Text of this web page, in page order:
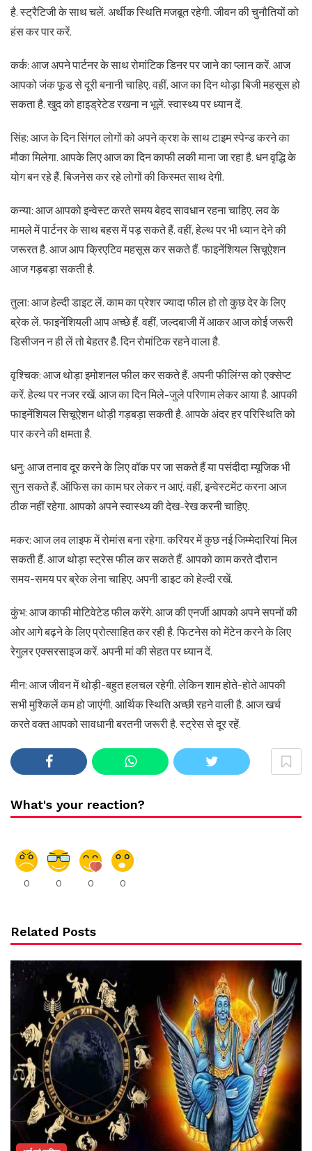
है. स्ट्रैटिजी के साथ चलें. अर्थीक स्थिति मजबूत रहेगी. जीवन की चुनौतियों को
हंस कर पार करें.
कर्क: आज अपने पार्टनर के साथ रोमांटिक डिनर पर जाने का प्लान करें. आज
आपको जंक फूड से दूरी बनानी चाहिए. वहीं, आज का दिन थोड़ा बिजी महसूस हो
सकता है. खुद को हाइड्रेटेड रखना न भूलें. स्वास्थ्य पर ध्यान दें.
सिंह: आज के दिन सिंगल लोगों को अपने क्रश के साथ टाइम स्पेन्ड करने का
मौका मिलेगा. आपके लिए आज का दिन काफी लकी माना जा रहा है. धन वृद्धि के
योग बन रहे हैं. बिजनेस कर रहे लोगों की किस्मत साथ देगी.
कन्या: आज आपको इन्वेस्ट करते समय बेहद सावधान रहना चाहिए. लव के
मामले में पार्टनर के साथ बहस में पड़ सकते हैं. वहीं, हेल्थ पर भी ध्यान देने की
जरूरत है. आज आप क्रिएटिव महसूस कर सकते हैं. फाइनेंशियल सिचूऐशन
आज गड़बड़ा सकती है.
तुला: आज हेल्दी डाइट लें. काम का प्रेशर ज्यादा फील हो तो कुछ देर के लिए
ब्रेक लें. फाइनेंशियली आप अच्छे हैं. वहीं, जल्दबाजी में आकर आज कोई जरूरी
डिसीजन न ही लें तो बेहतर है. दिन रोमांटिक रहने वाला है.
वृश्चिक: आज थोड़ा इमोशनल फील कर सकते हैं. अपनी फीलिंग्स को एक्सेप्ट
करें. हेल्थ पर नजर रखें. आज का दिन मिले-जुले परिणाम लेकर आया है. आपकी
फाइनेंशियल सिचूऐशन थोड़ी गड़बड़ा सकती है. आपके अंदर हर परिस्थिति को
पार करने की क्षमता है.
धनु: आज तनाव दूर करने के लिए वॉक पर जा सकते हैं या पसंदीदा म्यूजिक भी
सुन सकते हैं. ऑफिस का काम घर लेकर न आएं. वहीं, इन्वेस्टमेंट करना आज
ठीक नहीं रहेगा. आपको अपने स्वास्थ्य की देख-रेख करनी चाहिए.
मकर: आज लव लाइफ में रोमांस बना रहेगा. करियर में कुछ नई जिम्मेदारियां मिल
सकती हैं. आज थोड़ा स्ट्रेस फील कर सकते हैं. आपको काम करते दौरान
समय-समय पर ब्रेक लेना चाहिए. अपनी डाइट को हेल्दी रखें.
कुंभ: आज काफी मोटिवेटेड फील करेंगे. आज की एनर्जी आपको अपने सपनों की
ओर आगे बढ़ने के लिए प्रोत्साहित कर रही है. फिटनेस को मेंटेन करने के लिए
रेगुलर एक्सरसाइज करें. अपनी मां की सेहत पर ध्यान दें.
मीन: आज जीवन में थोड़ी-बहुत हलचल रहेगी. लेकिन शाम होते-होते आपकी
सभी मुश्किलें कम हो जाएंगी. आर्थिक स्थिति अच्छी रहने वाली है. आज खर्च
करते वक्त आपको सावधानी बरतनी जरूरी है. स्ट्रेस से दूर रहें.
What's your reaction?
0 0 0 0
Related Posts